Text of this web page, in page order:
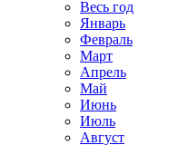
Весь год
Январь
Февраль
Март
Апрель
Май
Июнь
Июль
Август